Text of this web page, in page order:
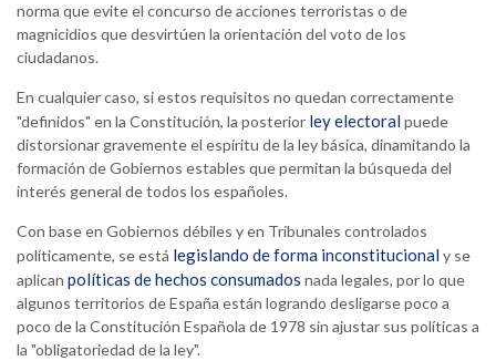
norma que evite el concurso de acciones terroristas o de
magnicidios que desvirtúen la orientación del voto de los
ciudadanos.
En cualquier caso, si estos requisitos no quedan correctamente
"definidos" en la Constitución, la posterior ley electoral puede
distorsionar gravemente el espíritu de la ley básica, dinamitando la
formación de Gobiernos estables que permitan la búsqueda del
interés general de todos los españoles.
Con base en Gobiernos débiles y en Tribunales controlados
políticamente, se está legislando de forma inconstitucional y se
aplican políticas de hechos consumados nada legales, por lo que
algunos territorios de España están logrando desligarse poco a
poco de la Constitución Española de 1978 sin ajustar sus políticas a
la "obligatoriedad de la ley".